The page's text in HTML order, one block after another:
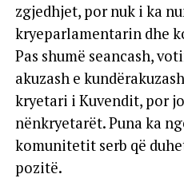
zgjedhjet, por nuk i ka
kryeparlamentarin dhe
Pas shumë seancash,
akuzash e
kryetari i Kuvendit, por
nënkryetarët. Puna ka
komunitetit serb që
pozitë.